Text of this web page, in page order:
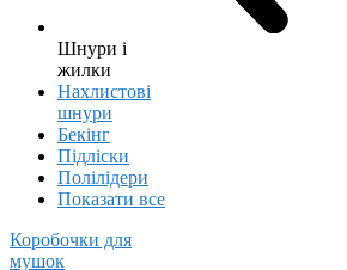
Шнури і
жилки
Нахлистові
шнури
Бекінг
Підліски
Полілідери
Показати все
Коробочки для
мушок